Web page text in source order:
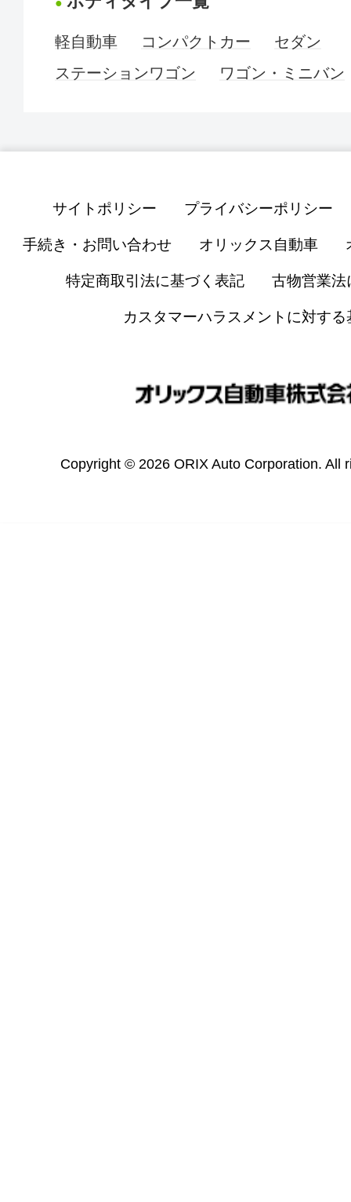
軽自動車 コンパクトカー
セダン
ステーションワゴン
ワゴン・ミニバン
サイトポリシー プライバシーポリシー
手続き・お問い合わせ オリックス自動車
特定商取引法に基づく表記 古物営業法
カスタマーハラスメントに対する
Copyright © 2026 ORIX Auto Corporation. All